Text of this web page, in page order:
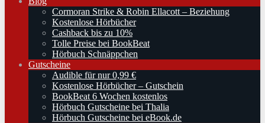
Cormoran Strike & Robin Ellacott – Beziehung
Kostenlose Hörbücher
Cashback bis zu 10%
Tolle Preise bei BookBeat
Hörbuch Schnäppchen
Gutscheine
Audible für nur 0,99 €
Kostenlose Hörbücher – Gutschein
BookBeat 6 Wochen kostenlos
Hörbuch Gutscheine bei Thalia
Hörbuch Gutscheine bei eBook.de